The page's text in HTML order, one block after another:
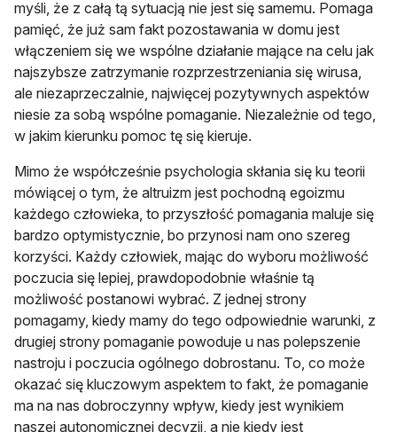
myśli, że z całą tą sytuacją nie jest się samemu. Pomaga
pamięć, że już sam fakt pozostawania w domu jest
włączeniem się we wspólne działanie mające na celu jak
najszybsze zatrzymanie rozprzestrzeniania się wirusa,
ale niezaprzeczalnie, najwięcej pozytywnych aspektów
niesie za sobą wspólne pomaganie. Niezależnie od tego,
w jakim kierunku pomoc tę się kieruje.
Mimo że współcześnie psychologia skłania się ku teorii
mówiącej o tym, że altruizm jest pochodną egoizmu
każdego człowieka, to przyszłość pomagania maluje się
bardzo optymistycznie, bo przynosi nam ono szereg
korzyści. Każdy człowiek, mając do wyboru możliwość
poczucia się lepiej, prawdopodobnie właśnie tą
możliwość postanowi wybrać. Z jednej strony
pomagamy, kiedy mamy do tego odpowiednie warunki, z
drugiej strony pomaganie powoduje u nas polepszenie
nastroju i poczucia ogólnego dobrostanu. To, co może
okazać się kluczowym aspektem to fakt, że pomaganie
ma na nas dobroczynny wpływ, kiedy jest wynikiem
naszej autonomicznej decyzji, a nie kiedy jest